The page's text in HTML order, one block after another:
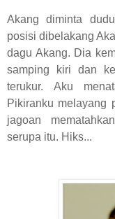
Akang diminta
posisi dibelakang
dagu Akang. Dia
samping kiri dan
terukur. Aku
Pikiranku melayang
jagoan
serupa itu. Hiks...